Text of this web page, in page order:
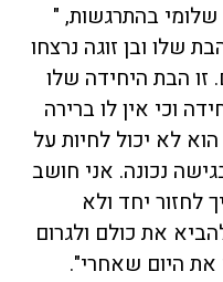
בהתרגשות, "
שלו ובן זוגה נרצחו
זו הבת היחידה שלו
וכי אין לו ברירה
לא יכול לחיות על
נכונה. אני חושב
לחזור יחד ולא
את כולם ולגרום
את היום שאחרי".